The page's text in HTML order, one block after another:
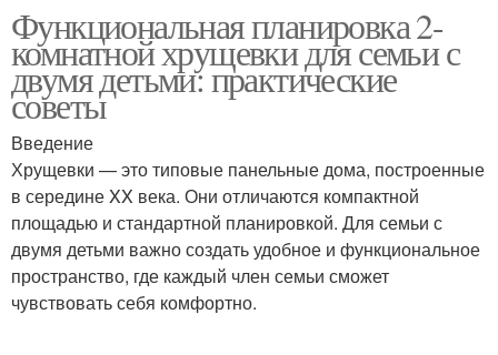
Хрущевка для детей
Пространство в
комнате
Двухкомнатная
хрущевка
Зал в хрущевке Комнаты с кладовкой
Функциональная планировка 2-
комнатной хрущевки для семьи с
двумя детьми: практические
советы
Введение
Хрущевки — это типовые панельные дома, построенные
в середине XX века. Они отличаются компактной
площадью и стандартной планировкой. Для семьи с
двумя детьми важно создать удобное и функциональное
пространство, где каждый член семьи сможет
чувствовать себя комфортно.